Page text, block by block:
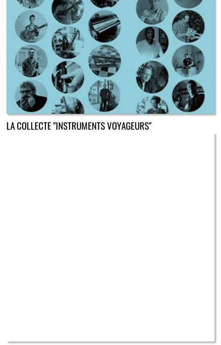
LA COLLECTE "INSTRUMENTS VOYAGEURS"